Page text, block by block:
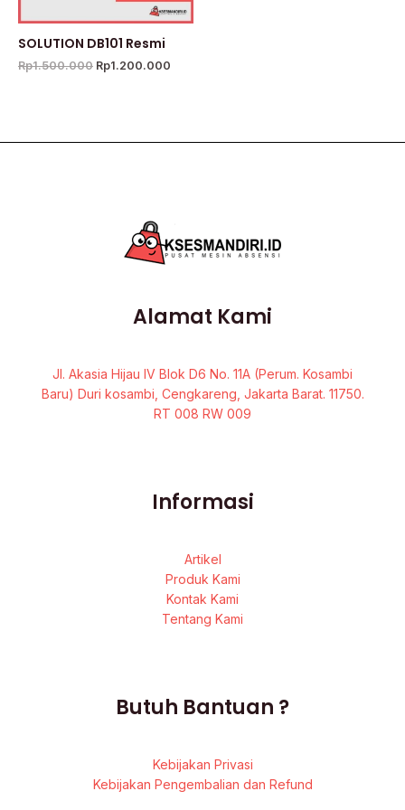
SOLUTION DB101 Resmi
Rp1.500.000 Rp1.200.000
Alamat Kami
Jl. Akasia Hijau IV Blok D6 No. 11A (Perum. Kosambi
Baru) Duri kosambi, Cengkareng, Jakarta Barat. 11750.
RT 008 RW 009
Informasi
Artikel
Produk Kami
Kontak Kami
Tentang Kami
Butuh Bantuan ?
Kebijakan Privasi
Kebijakan Pengembalian dan Refund